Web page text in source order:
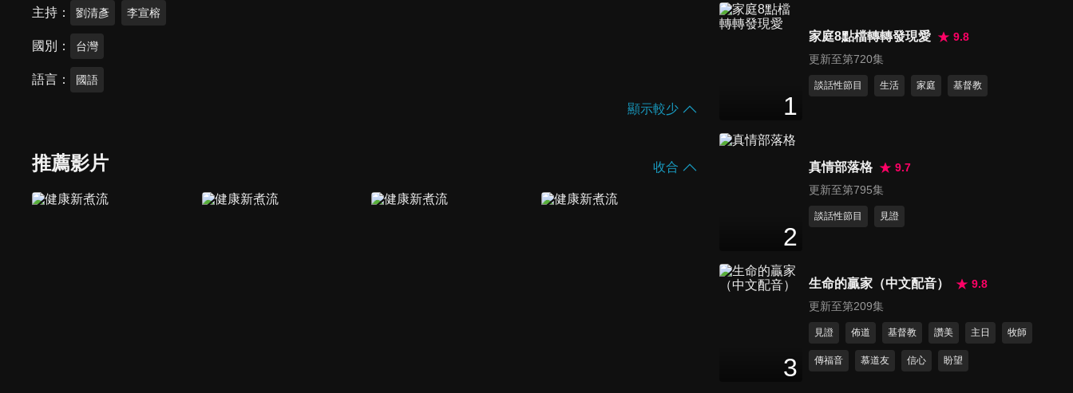
主持 劉清彥 李宣榕
國別 台灣
語言 國語
顯示較少
推薦影片 收合
第326集 霸凌應對指南
24 分鐘
第328集 我沒有要把你吃掉
24分鐘
24分鐘
1
家庭8點檔轉轉發現愛
9.8
更新至第720集
談話性節目 生活 家庭 基督教
2
真情部落格
9.7
更新至第795集
談話性節目 見證
3
生命的贏家（中文配音）
9.8
更新至第209集
見證 佈道 基督教 讚美 主日 牧師
傳福音 慕道友 信心 盼望